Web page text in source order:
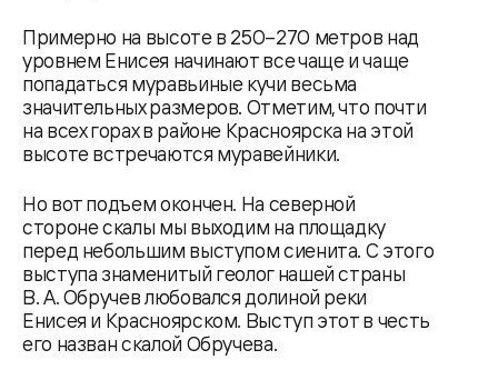
Примерно на высоте в 250–270 метров над
уровнем Енисея начинают все чаще и чаще
попадаться муравьиные кучи весьма
значительных размеров. Отметим, что почти
на всех горах в районе Красноярска на этой
высоте встречаются муравейники.
Но вот подъем окончен. На северной
стороне скалы мы выходим на площадку
перед небольшим выступом сиенита. С этого
выступа знаменитый геолог нашей страны
В. А. Обручев любовался долиной реки
Енисея и Красноярском. Выступ этот в честь
его назван скалой Обручева.